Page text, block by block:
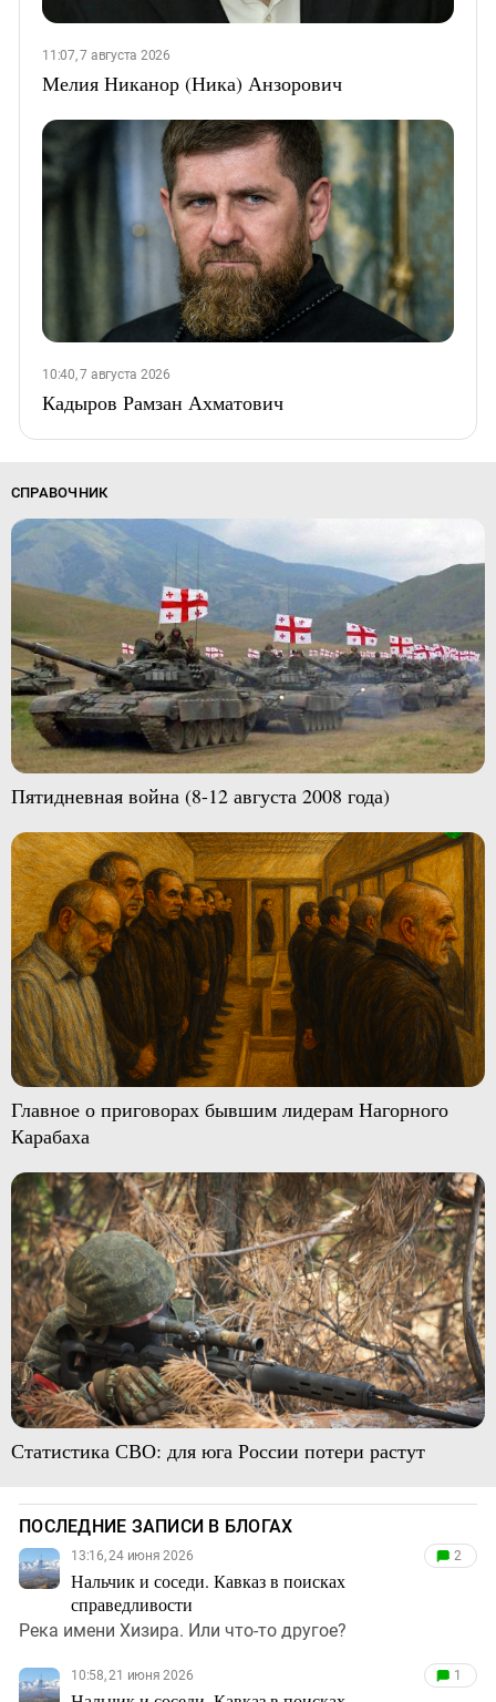
11:07, 7 августа 2026
Мелия Никанор (Ника) Анзорович
10:40, 7 августа 2026
Кадыров Рамзан Ахматович
СПРАВОЧНИК
Пятидневная война (8-12 августа 2008 года)
Главное о приговорах бывшим лидерам Нагорного
Карабаха
Статистика СВО: для юга России потери растут
ПОСЛЕДНИЕ ЗАПИСИ В БЛОГАХ
13:16, 24 июня 2026
Нальчик и соседи. Кавказ в поисках
справедливости
2
Река имени Хизира. Или что-то другое?
10:58, 21 июня 2026 1